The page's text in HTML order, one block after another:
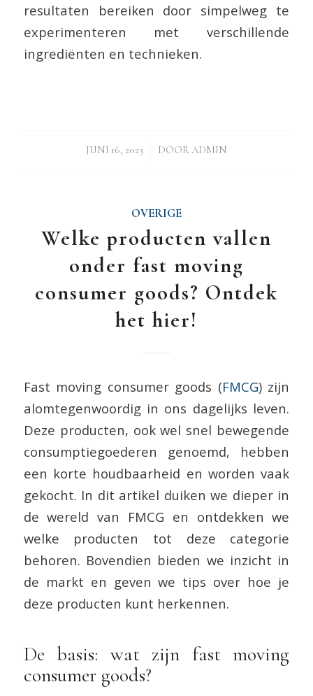
resultaten bereiken door simpelweg te
experimenteren met verschillende
ingrediënten en technieken.
JUNI 16, 2023
/ DOORADMIN
OVERIGE
Welke producten vallen
onder fast moving
consumer goods? Ontdek
het hier!
Fast moving consumer goods (FMCG) zijn
alomtegenwoordig in ons dagelijks leven.
Deze producten, ook wel snel bewegende
consumptiegoederen genoemd, hebben
een korte houdbaarheid en worden vaak
gekocht. In dit artikel duiken we dieper in
de wereld van FMCG en ontdekken we
welke producten tot deze categorie
behoren. Bovendien bieden we inzicht in
de markt en geven we tips over hoe je
deze producten kunt herkennen.
De basis: wat zijn fast moving
consumer goods?